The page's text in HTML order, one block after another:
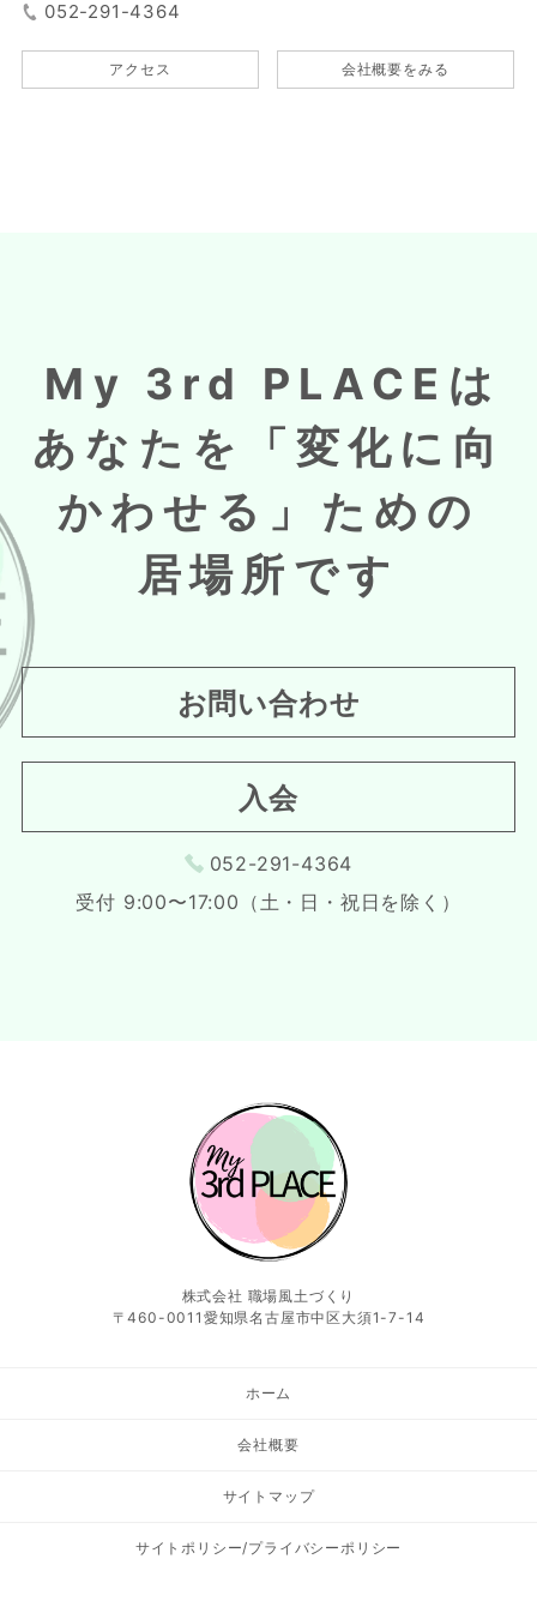
052-291-4364
アクセス 会社概要をみる
My 3rd PLACEは
あなたを「変化に向
かわせる」ための
居場所です
お問い合わせ
入会
052-291-4364
受付 9:00〜17:00（土・日・祝日を除く）
株式会社 職場風土づくり
〒460-0011愛知県名古屋市中区大須1-7-14
ホーム
会社概要
サイトマップ
サイトポリシー/プライバシーポリシー